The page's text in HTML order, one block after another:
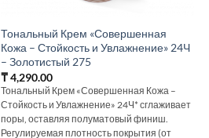
Тональный Крем «Совершенная
Кожа – Стойкость и Увлажнение» 24Ч
– Золотистый 275
₸4,290.00
Тональный Крем «Совершенная Кожа –
Стойкость и Увлажнение» 24Ч* сглаживает
поры, оставляя полуматовый финиш.
Регулируемая плотность покрытия (от